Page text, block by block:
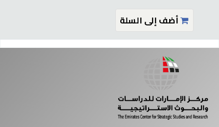
أضف إلى السلة